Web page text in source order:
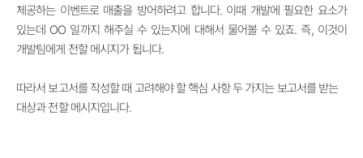
제공하는 이벤트로 매출을 방어하려고 합니다. 이때 개발에 필요한 요소가
있는데 OO 일까지 해주실 수 있는지에 대해서 물어볼 수 있죠. 즉, 이것이
개발팀에게 전할 메시지가 됩니다.
따라서 보고서를 작성할 때 고려해야 할 핵심 사항 두 가지는 보고서를 받는
대상과 전할 메시지입니다.